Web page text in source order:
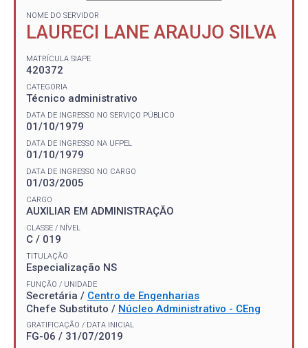
NOME DO SERVIDOR
LAURECI LANE ARAUJO SILVA
MATRÍCULA SIAPE
420372
CATEGORIA
Técnico administrativo
DATA DE INGRESSO NO SERVIÇO PÚBLICO
01/10/1979
DATA DE INGRESSO NA UFPEL
01/10/1979
DATA DE INGRESSO NO CARGO
01/03/2005
CARGO
AUXILIAR EM ADMINISTRAÇÃO
CLASSE / NÍVEL
C / 019
TITULAÇÃO
Especialização NS
FUNÇÃO / UNIDADE
Secretária / Centro de Engenharias
Chefe Substituto / Núcleo Administrativo - CEng
GRATIFICAÇÃO / DATA INICIAL
FG-06 / 31/07/2019